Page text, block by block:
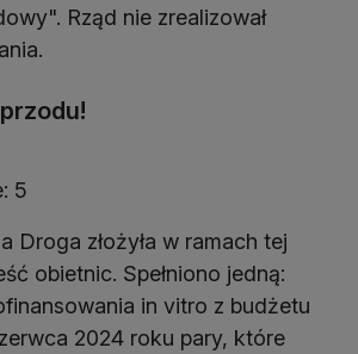
Rząd nie zrealizował
5
Droga złożyła w ramach tej
obietnic. Spełniono jedną:
in vitro z budżetu
2024 roku pary, które